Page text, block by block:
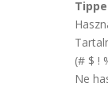
Rating:
0%
(# $ !
Ne